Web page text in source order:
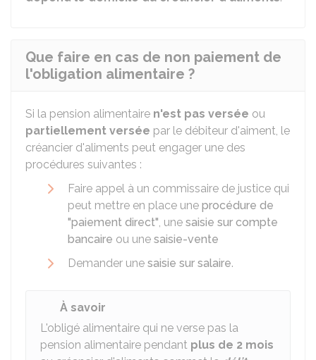
Que faire en cas de non paiement de
l'obligation alimentaire ?
Si la pension alimentaire n'est pas versée ou
partiellement versée par le débiteur d'aiment, le
créancier d'aliments peut engager une des
procédures suivantes :
Faire appel à un commissaire de justice qui
peut mettre en place une procédure de
"paiement direct", une saisie sur compte
bancaire ou une saisie-vente
Demander une saisie sur salaire.
À savoir
L'obligé alimentaire qui ne verse pas la
pension alimentaire pendant plus de 2 mois